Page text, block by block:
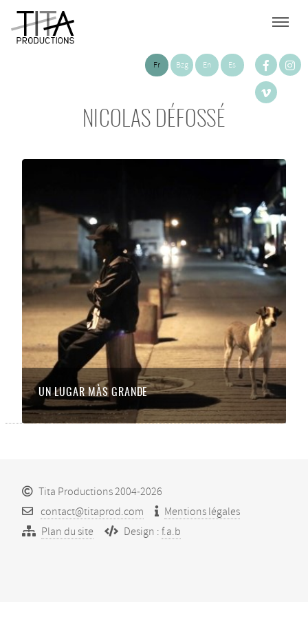
Fr Bzg En Es
NICOLAS DÉFOSSÉ
UN LUGAR MÀS GRANDE
Tita Productions 2004-2026
contact@titaprod.com
Mentions légales
Plan du site
Design : f.a.b